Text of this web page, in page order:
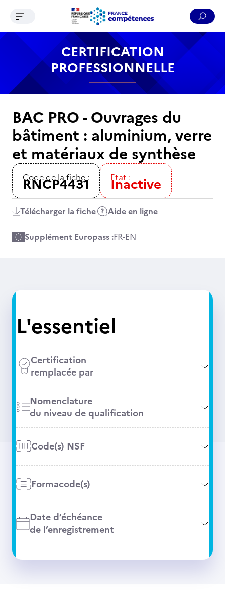
Contenu Recherche Menu Pied de page
Ouvrir le menu de navigation
CERTIFICATION
PROFESSIONNELLE
BAC PRO - Ouvrages du
bâtiment : aluminium, verre
et matériaux de synthèse
Code de la fiche :
RNCP4431 Etat :
Inactive
Télécharger la fiche Aide en ligne
Supplément Europass :FR-EN
L'essentiel
Certification
remplacée par
Nomenclature
du niveau de qualification
Code(s) NSF
Formacode(s)
Date d’échéance
de l’enregistrement